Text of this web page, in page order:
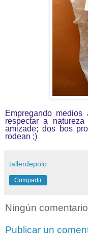
Empregando medios
respectar a
amizade; dos bos
rodean ;)
tallerdepolo
Compartir
Ningún
Publicar un